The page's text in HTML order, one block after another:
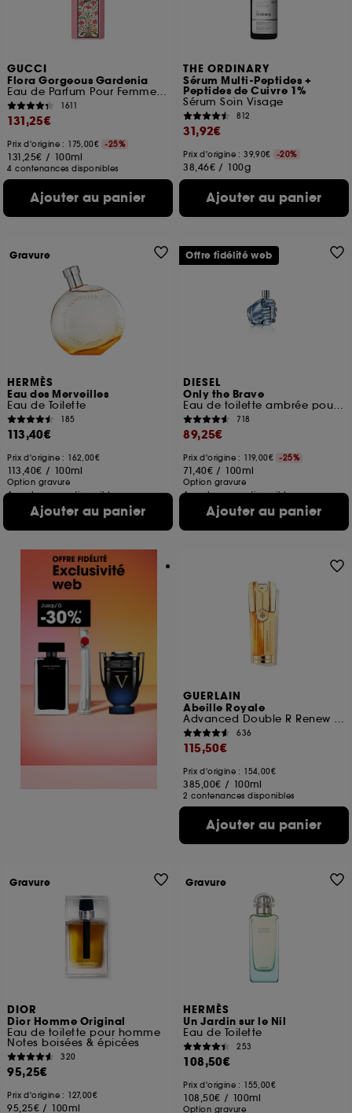
GUCCI
Flora Gorgeous Gardenia
Eau de Parfum Pour Femme Florale et Fruitée
1611
131,25€
Prix d'origine : 175,00€ -25%
131,25€ / 100ml
4 contenances disponibles
Ajouter au panier
THE ORDINARY
Sérum Multi-Peptides +
Peptides de Cuivre 1%
Sérum Soin Visage
812
31,92€
Prix d'origine : 39,90€ -20%
38,46€ / 100g
Ajouter au panier
HERMÈS
Eau des Merveilles
Eau de Toilette
185
113,40€
Prix d'origine : 162,00€
113,40€ / 100ml
Option gravure
4 contenances disponibles
Ajouter au panier
Gravure
DIESEL
Only the Brave
Eau de toilette ambrée pour homme
718
89,25€
Prix d'origine : 119,00€ -25%
71,40€ / 100ml
Option gravure
4 contenances disponibles
Ajouter au panier
Offre fidélité web
GUERLAIN
Abeille Royale
Advanced Double R Renew Et Repair Serum
636
115,50€
Prix d'origine : 154,00€
385,00€ / 100ml
2 contenances disponibles
Ajouter au panier
DIOR
Dior Homme Original
Eau de toilette pour homme
Notes boisées & épicées
320
95,25€
Prix d'origine : 127,00€
95,25€ / 100ml
Gravure
HERMÈS
Un Jardin sur le Nil
Eau de Toilette
253
108,50€
Prix d'origine : 155,00€
108,50€ / 100ml
Option gravure
Gravure